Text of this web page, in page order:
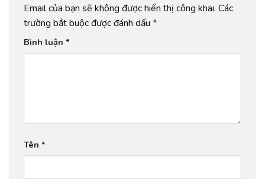
Email của bạn sẽ không được hiển thị công khai. Các
trường bắt buộc được đánh dấu *
Bình luận *
Tên *